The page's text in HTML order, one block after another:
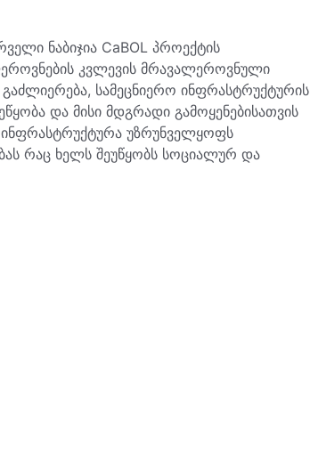
ნაბიჯია CaBOL პროექტის
კვლევის მრავალეროვნული
სამეცნიერო ინფრასტრუქტურის
და მისი მდგრადი გამოყენებისათვის
ინფრასტრუქტურა უზრუნველყოფს
რაც ხელს შეუწყობს სოციალურ და